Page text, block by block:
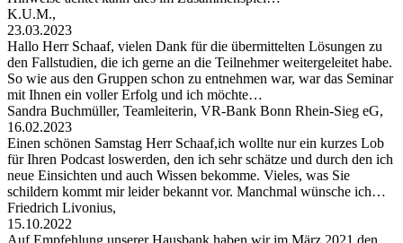
K.U.M.,
23.03.2023
Hallo Herr Schaaf, vielen Dank für die übermittelten Lösungen zu
den Fallstudien, die ich gerne an die Teilnehmer weitergeleitet habe.
So wie aus den Gruppen schon zu entnehmen war, war das Seminar
mit Ihnen ein voller Erfolg und ich möchte…
Sandra Buchmüller, Teamleiterin, VR-Bank Bonn Rhein-Sieg eG,
16.02.2023
Einen schönen Samstag Herr Schaaf,ich wollte nur ein kurzes Lob
für Ihren Podcast loswerden, den ich sehr schätze und durch den ich
neue Einsichten und auch Wissen bekomme. Vieles, was Sie
schildern kommt mir leider bekannt vor. Manchmal wünsche ich…
Friedrich Livonius,
15.10.2022